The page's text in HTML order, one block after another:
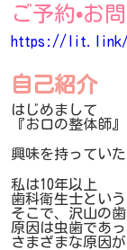
ご予約•お
https://lit.link/
自己紹介
はじめまして
『お口の整体師
興味を持ってい
私は10年以上
歯科衛生士とい
そこで、沢山の
原因は虫歯であ
さまざまな原因が